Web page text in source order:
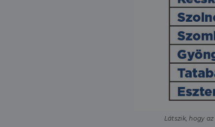
Látszik, hogy